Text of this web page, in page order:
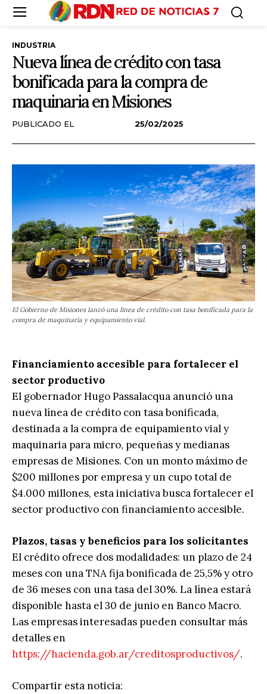
INDUSTRIA
Nueva línea de crédito con tasa
bonificada para la compra de
maquinaria en Misiones
PUBLICADO EL 25/02/2025
El Gobierno de Misiones lanzó una línea de crédito con tasa bonificada para la
compra de maquinaria y equipamiento vial.
Financiamiento accesible para fortalecer el
sector productivo
El gobernador Hugo Passalacqua anunció una
nueva línea de crédito con tasa bonificada,
destinada a la compra de equipamiento vial y
maquinaria para micro, pequeñas y medianas
empresas de Misiones. Con un monto máximo de
$200 millones por empresa y un cupo total de
$4.000 millones, esta iniciativa busca fortalecer el
sector productivo con financiamiento accesible.
Plazos, tasas y beneficios para los solicitantes
El crédito ofrece dos modalidades: un plazo de 24
meses con una TNA fija bonificada de 25,5% y otro
de 36 meses con una tasa del 30%. La línea estará
disponible hasta el 30 de junio en Banco Macro.
Las empresas interesadas pueden consultar más
detalles en
https://hacienda.gob.ar/creditosproductivos/.
Compartir esta noticia: